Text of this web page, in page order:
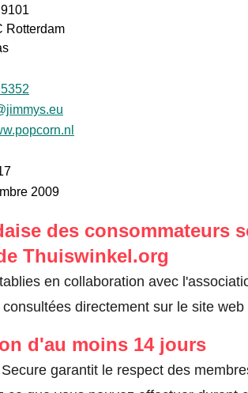
Rotterdam
2009
des consommateurs
Thuiswinkel.org
en collaboration avec
directement sur le site
d'au moins 14 jours
garantit le respect des